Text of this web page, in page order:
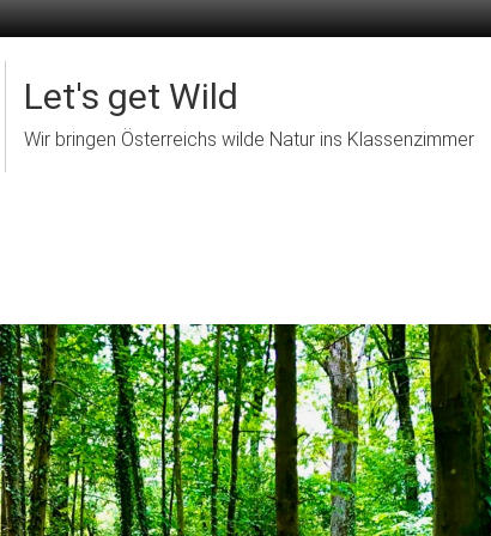
Let's get Wild
Wir bringen Österreichs wilde Natur ins Klassenzimmer